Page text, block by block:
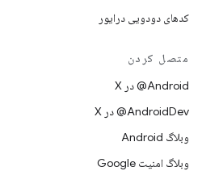
کدهای دودویی درایور
متصل کردن
‫‎@Android در X
‫‎@AndroidDev در X
وبلاگ Android
وبلاگ امنیت Google